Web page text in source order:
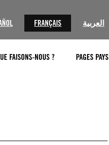
FRANÇAIS العربية
FAISONS-NOUS ? PAGES PAYS